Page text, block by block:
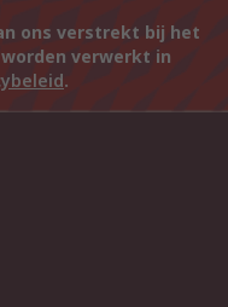
ons verstrekt bij het
verwerkt in
.